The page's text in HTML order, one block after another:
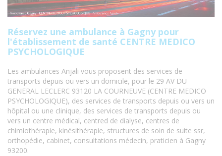
Réservez une ambulance à Gagny pour
l'établissement de santé CENTRE MEDICO
PSYCHOLOGIQUE
Les ambulances Anjali vous proposent des services de
transports depuis ou vers un domicile, pour le 29 AV DU
GENERAL LECLERC 93120 LA COURNEUVE (CENTRE MEDICO
PSYCHOLOGIQUE), des services de transports depuis ou vers un
hôpital ou une clinique, des services de transports depuis ou
vers un centre médical, centred de dialyse, centres de
chimiothérapie, kinésithérapie, structures de soin de suite ssr,
orthopédie, cabinet, consultations médecin, praticien à Gagny
93200.